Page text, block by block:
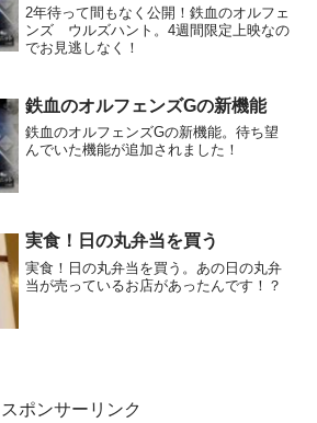
2年待って間もなく公開！鉄血のオルフェ
ンズ ウルズハント。4週間限定上映なの
でお見逃しなく！
鉄血のオルフェンズGの新機能
鉄血のオルフェンズGの新機能。待ち望
んでいた機能が追加されました！
実食！日の丸弁当を買う
実食！日の丸弁当を買う。あの日の丸弁
当が売っているお店があったんです！？
スポンサーリンク